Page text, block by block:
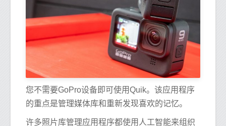
您不需要GoPro设备即可使用Quik。该应用程序
的重点是管理媒体库和重新发现喜欢的记忆。
许多照片库管理应用程序都使用人工智能来组织